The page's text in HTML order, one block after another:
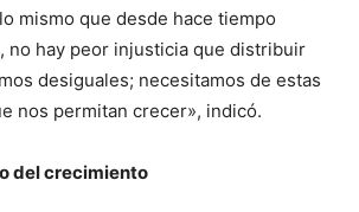
mismo que desde hace tiempo
no hay peor injusticia que distribuir
desiguales; necesitamos de estas
nos permitan crecer», indicó.
del crecimiento